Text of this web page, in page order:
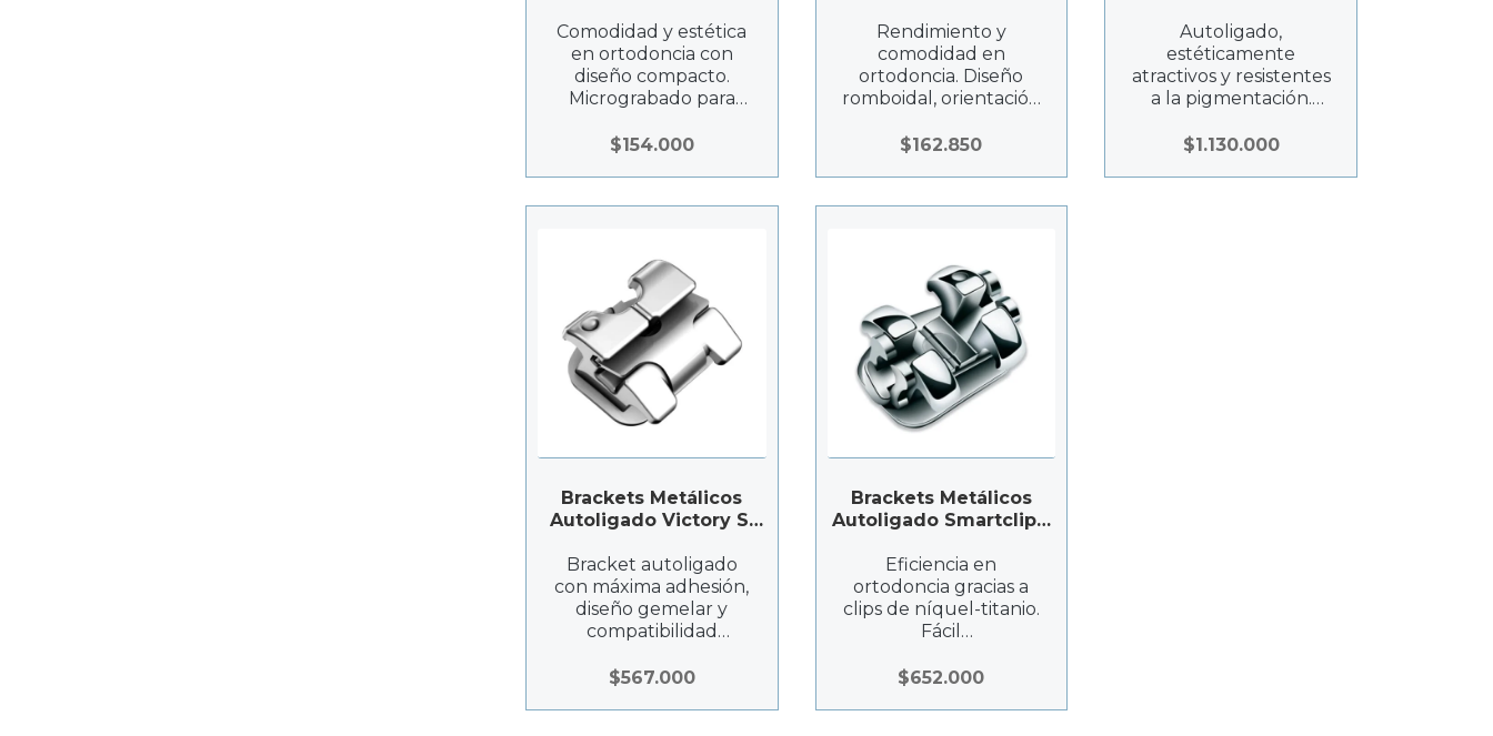
Comodidad y estética
en ortodoncia con
diseño compacto.
Micrograbado para
precisión Roth.
juego de 20 unidades!
$154.000
Rendimiento y
comodidad en
ortodoncia. Diseño
romboidal, orientación
fuerte y durabilidad.
juego de 20 unidades!
$162.850
Autoligado,
estéticamente
atractivos y resistentes
a la pigmentación.
control personalizado
$1.130.000
Brackets Metálicos
Autoligado Victory Sl
Bracket autoligado
con máxima adhesión,
diseño gemelar y
compatibilidad
ortodoncia. Fiables y
$567.000
Brackets Metálicos
Autoligado Smartclip –
Eficiencia en
ortodoncia gracias a
clips de níquel-titanio.
Fácil
del arco, diseño
$652.000